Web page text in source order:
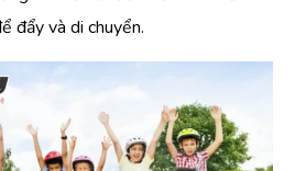
đẩy và di chuyển.